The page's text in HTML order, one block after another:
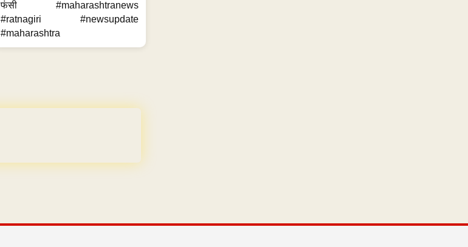
फंसी #maharashtranews
#ratnagiri #newsupdate
#maharashtra